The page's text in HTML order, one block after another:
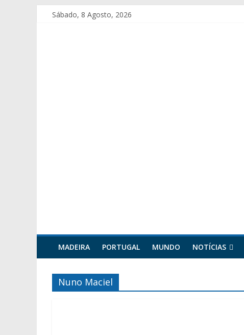
Sábado, 8 Agosto, 2026
MADEIRA PORTUGAL MUNDO NOTÍCIAS
Nuno Maciel